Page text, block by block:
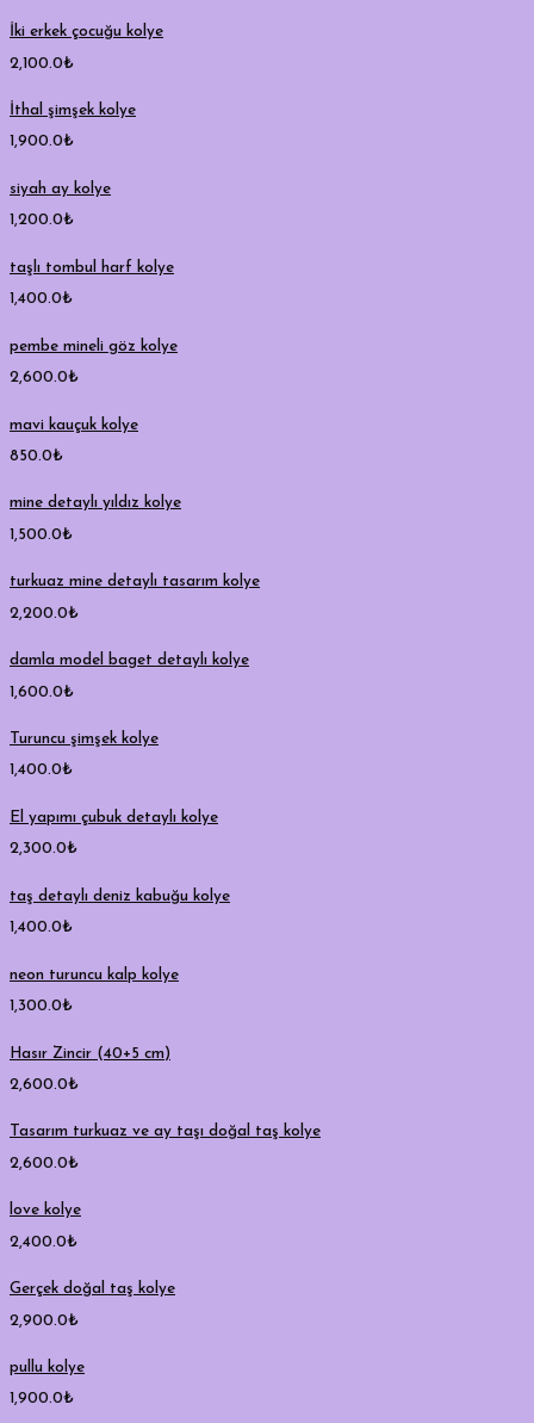
İki erkek çocuğu kolye
2,100.0₺
İthal şimşek kolye
1,900.0₺
siyah ay kolye
1,200.0₺
taşlı tombul harf kolye
1,400.0₺
pembe mineli göz kolye
2,600.0₺
mavi kauçuk kolye
850.0₺
mine detaylı yıldız kolye
1,500.0₺
turkuaz mine detaylı tasarım kolye
2,200.0₺
damla model baget detaylı kolye
1,600.0₺
Turuncu şimşek kolye
1,400.0₺
El yapımı çubuk detaylı kolye
2,300.0₺
taş detaylı deniz kabuğu kolye
1,400.0₺
neon turuncu kalp kolye
1,300.0₺
Hasır Zincir (40+5 cm)
2,600.0₺
Tasarım turkuaz ve ay taşı doğal taş kolye
2,600.0₺
love kolye
2,400.0₺
Gerçek doğal taş kolye
2,900.0₺
pullu kolye
1,900.0₺